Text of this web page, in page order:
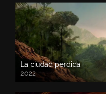
La ciudad perdida
2022